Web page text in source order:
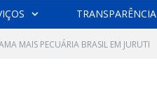
TRANSPARÊNCIA
MAIS PECUÁRIA BRASIL EM JURUTI